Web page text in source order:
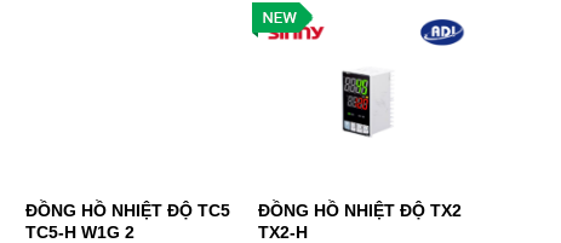
ĐỒNG HỒ NHIỆT ĐỘ TC5
TC5-H W1G 2
ĐỒNG HỒ NHIỆT ĐỘ TX2
TX2-H